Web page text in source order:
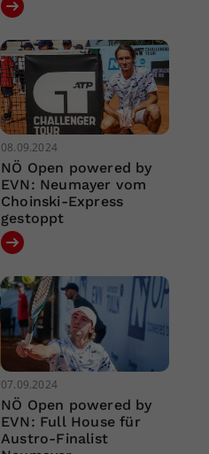
08.09.2024
NÖ Open powered by
EVN: Neumayer vom
Choinski-Express
gestoppt
07.09.2024
NÖ Open powered by
EVN: Full House für
Austro-Finalist